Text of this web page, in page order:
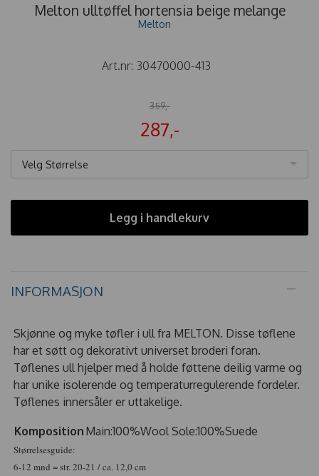
Melton ulltøffel hortensia beige melange
Melton
Art.nr: 30470000-413
359,-
287,-
Velg Størrelse
Legg i handlekurv
INFORMASJON
Skjønne og myke tøfler i ull fra MELTON. Disse tøflene
har et søtt og dekorativt universet broderi foran.
Tøflenes ull hjelper med å holde føttene deilig varme og
har unike isolerende og temperaturregulerende fordeler.
Tøflenes innersåler er uttakelige.
Komposition Main:100%Wool Sole:100%Suede
Størrelsesguide:
6-12 mnd = str. 20-21 / ca. 12,0 cm